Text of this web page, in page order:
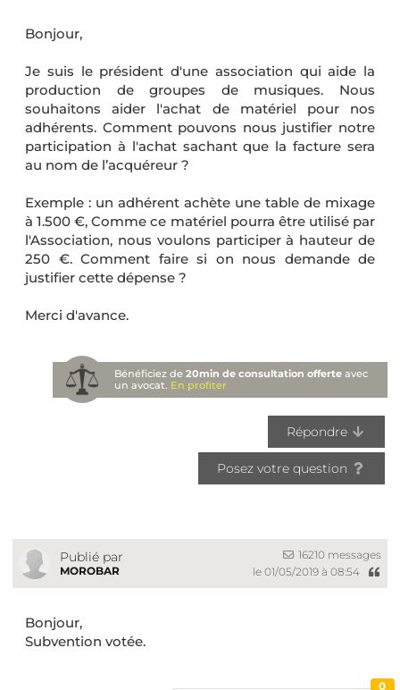
Bonjour,
Je suis le président d'une association qui aide la
production de groupes de musiques. Nous
souhaitons aider l'achat de matériel pour nos
adhérents. Comment pouvons nous justifier notre
participation à l'achat sachant que la facture sera
au nom de l’acquéreur ?
Exemple : un adhérent achète une table de mixage
à 1.500 €, Comme ce matériel pourra être utilisé par
l'Association, nous voulons participer à hauteur de
250 €. Comment faire si on nous demande de
justifier cette dépense ?
Merci d'avance.
Bénéficiez de20min de consultation offerte avec
un avocat. En profiter
Répondre
Posez votre question
Publié par
MOROBAR
16210 messages
le 01/05/2019 à 08:54
Bonjour,
Subvention votée.
0